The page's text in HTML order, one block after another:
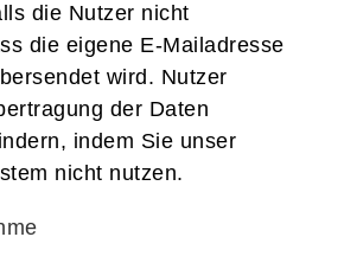
die Nutzer nicht
die eigene E-Mailadresse
wird. Nutzer
der Daten
indem Sie unser
nicht nutzen.